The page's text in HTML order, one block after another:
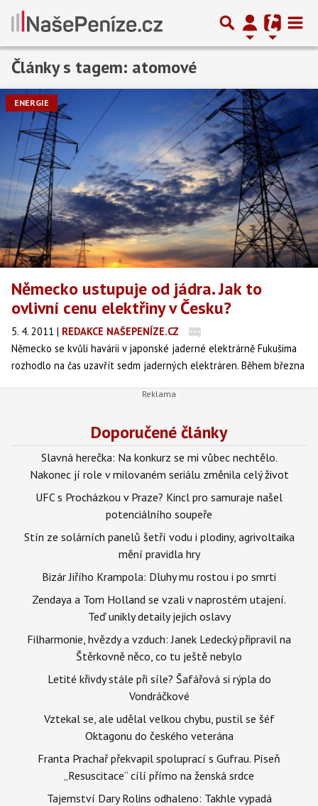
Články s tagem: atomové
ENERGIE
Německo ustupuje od jádra. Jak to
ovlivní cenu elektřiny v Česku?
5. 4. 2011 | REDAKCE NAŠEPENÍZE.CZ
Německo se kvůli havárii v japonské jaderné elektrárně Fukušima
rozhodlo na čas uzavřít sedm jaderných elektráren. Během března
jaderných reaktorů v Německu zdražit elektřinu i v Česku?
Doporučené články
Slavná herečka: Na konkurz se mi vůbec nechtělo.
Nakonec jí role v milovaném seriálu změnila celý život
UFC s Procházkou v Praze? Kincl pro samuraje našel
potenciálního soupeře
Stín ze solárních panelů šetří vodu i plodiny, agrivoltaika
mění pravidla hry
Bizár Jiřího Krampola: Dluhy mu rostou i po smrti
Zendaya a Tom Holland se vzali v naprostém utajení.
Teď unikly detaily jejich oslavy
Filharmonie, hvězdy a vzduch: Janek Ledecký připravil na
Štěrkovně něco, co tu ještě nebylo
Letité křivdy stále při síle? Šafářová si rýpla do
Vondráčkové
Vztekal se, ale udělal velkou chybu, pustil se šéf
Oktagonu do českého veterána
Franta Prachař překvapil spoluprací s Gufrau. Píseň
„Resuscitace“ cílí přímo na ženská srdce
Tajemství Dary Rolins odhaleno: Takhle vypadá